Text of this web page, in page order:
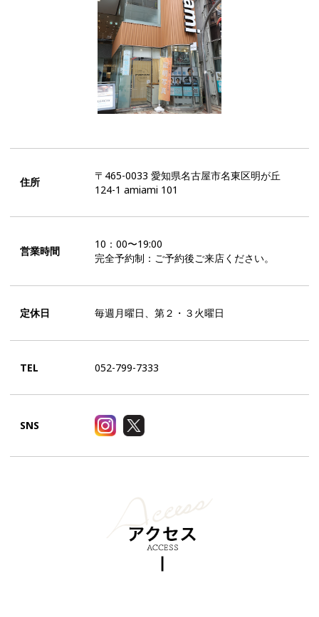
住所
〒465-0033 愛知県名古屋市名東区明が丘
124-1 amiami 101
営業時間
10：00〜19:00
完全予約制：ご予約後ご来店ください。
定休日 毎週月曜日、第２・３火曜日
TEL 052-799-7333
SNS